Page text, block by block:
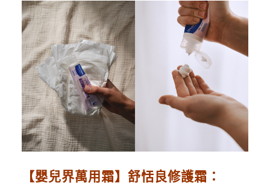
【嬰兒界萬用霜】舒恬良修護霜：